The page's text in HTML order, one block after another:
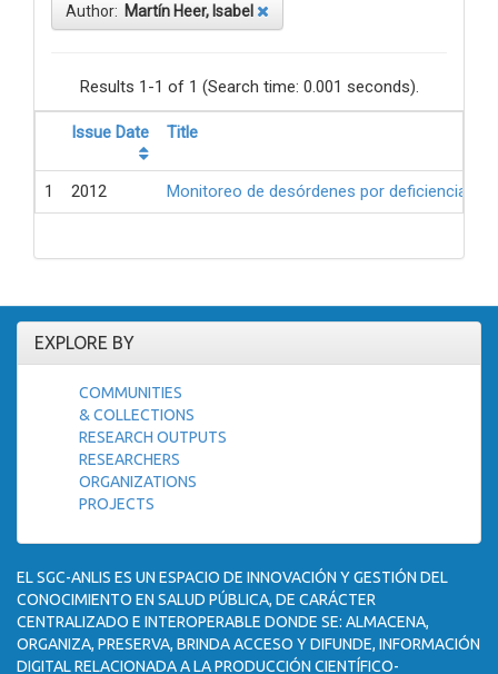
Author: Martín Heer, Isabel
Results 1-1 of 1 (Search time: 0.001 seconds).
Issue Date Title
1 2012 Monitoreo de desórdenes por deficiencia
EXPLORE BY
COMMUNITIES
& COLLECTIONS
RESEARCH OUTPUTS
RESEARCHERS
ORGANIZATIONS
PROJECTS
EL SGC-ANLIS ES UN ESPACIO DE INNOVACIÓN Y GESTIÓN DEL
CONOCIMIENTO EN SALUD PÚBLICA, DE CARÁCTER
CENTRALIZADO E INTEROPERABLE DONDE SE: ALMACENA,
ORGANIZA, PRESERVA, BRINDA ACCESO Y DIFUNDE, INFORMACIÓN
DIGITAL RELACIONADA A LA PRODUCCIÓN CIENTÍFICO-